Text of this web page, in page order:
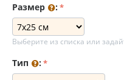
Размер :
Выберите из списка или
Тип :